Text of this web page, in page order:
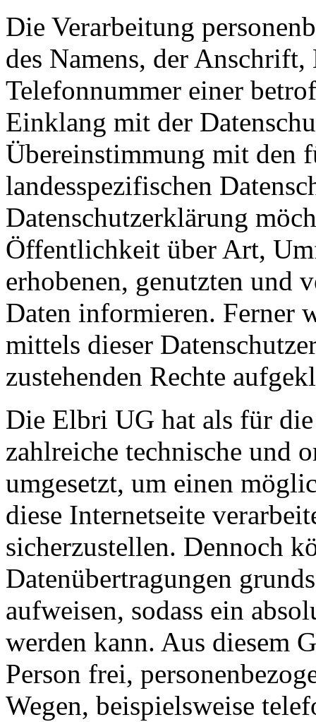
Die Verarbeitung
des Namens, der
Telefonnummer einer
Einklang mit der
Übereinstimmung mit den
landesspezifischen
Datenschutzerklärung
Öffentlichkeit über Art,
erhobenen, genutzten und
Daten informieren. Ferner
mittels dieser
zustehenden Rechte
Die Elbri UG hat als für
zahlreiche technische und
umgesetzt, um einen
diese Internetseite
sicherzustellen. Dennoch
Datenübertragungen
aufweisen, sodass ein
werden kann. Aus diesem
Person frei,
Wegen, beispielsweise